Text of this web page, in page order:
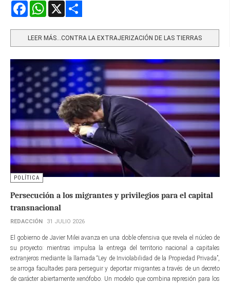
FacebookWhatsApp
LEER MÁS…CONTRA LA EXTRAJERIZACIÓN DE LAS TIERRAS
POLÍTICA
Persecución a los migrantes y privilegios para el capital
transnacional
REDACCIÓN 31 JULIO 2026
El gobierno de Javier Milei avanza en una doble ofensiva que revela el núcleo de
su proyecto: mientras impulsa la entrega del territorio nacional a capitales
extranjeros mediante la llamada “Ley de Inviolabilidad de la Propiedad Privada”,
se arroga facultades para perseguir y deportar migrantes a través de un decreto
de carácter abiertamente xenófobo. Un modelo que combina represión para los